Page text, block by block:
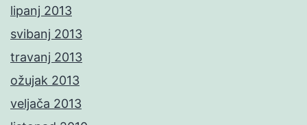
lipanj 2013
svibanj 2013
travanj 2013
ožujak 2013
veljača 2013